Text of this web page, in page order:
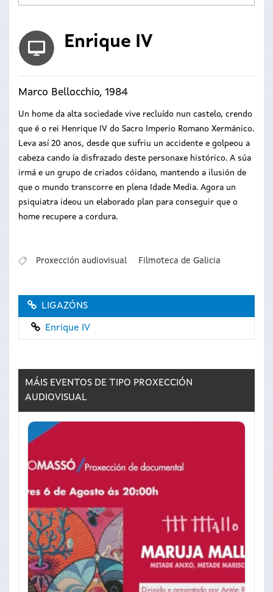
Enrique IV
Marco Bellocchio, 1984
Un home da alta sociedade vive recluído nun castelo, crendo
que é o rei Henrique IV do Sacro Imperio Romano Xermánico.
Leva así 20 anos, desde que sufriu un accidente e golpeou a
cabeza cando ía disfrazado deste personaxe histórico. A súa
irmá e un grupo de criados cóidano, mantendo a ilusión de
que o mundo transcorre en plena Idade Media. Agora un
psiquiatra ideou un elaborado plan para conseguir que o
home recupere a cordura.
Proxección audiovisual Filmoteca de Galicia
LIGAZÓNS
Enrique IV
MÁIS EVENTOS DE TIPO PROXECCIÓN
AUDIOVISUAL